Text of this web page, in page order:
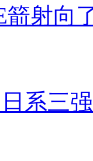
箭射向
系三